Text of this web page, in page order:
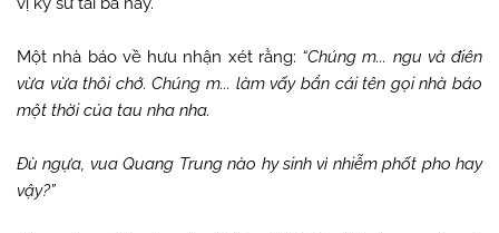
Một nhà báo về hưu nhận xét rằng: “Chúng m... ngu và điên
vừa vừa thôi chớ. Chúng m... làm vấy bẩn cái tên gọi nhà báo
một thời của tau nha nha.
Đù ngựa, vua Quang Trung nào hy sinh vì nhiễm phốt pho hay
vậy?”